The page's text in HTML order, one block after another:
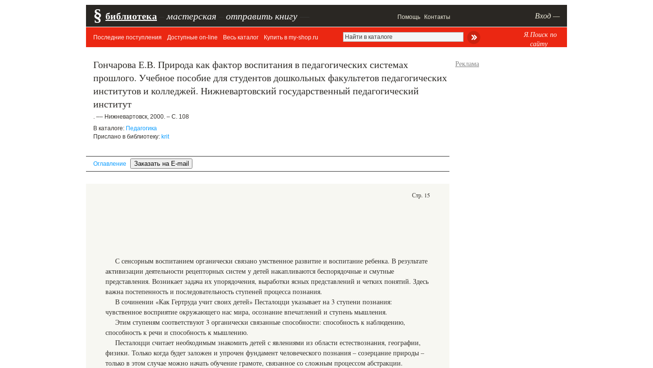
§ библиотека мастерская отправить книгу Помощь Контакты Вход —
Последние поступления Доступные on-line Весь каталог Купить в my-shop.ru
Я.Поиск по
сайту
Гончарова Е.В. Природа как фактор воспитания в педагогических системах
прошлого. Учебное пособие для студентов дошкольных факультетов педагогических
институтов и колледжей. Нижневартовский государственный педагогический
институт
. –– Нижневартовск, 2000. – С. 108
В каталоге: Педагогика
Прислано в библиотеку: krit
Оглавление
Стр. 15
С сенсорным воспитанием органически связано умственное развитие и воспитание ребенка. В результате
активизации деятельности рецепторных систем у детей накапливаются беспорядочные и смутные
представления. Возникает задача их упорядочения, выработки ясных представлений и четких понятий. Здесь
важна постепенность и последовательность ступеней процесса познания.
В сочинении «Как Гертруда учит своих детей» Песталоцци указывает на 3 ступени познания:
чувственное восприятие окружающего нас мира, осознание впечатлений и ступень мышления.
Этим ступеням соответствуют 3 органически связанные способности: способность к наблюдению,
способность к речи и способность к мышлению.
Песталоцци считает необходимым знакомить детей с явлениями из области естествознания, географии,
физики. Только когда будет заложен и упрочен фундамент человеческого познания – созерцание природы –
только в этом случае можно начать обучение грамоте, связанное со сложным процессом абстракции.
Реклама